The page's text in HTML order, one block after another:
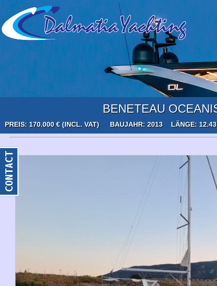
BENETEAU
PREIS: 170.000 € (INCL. VAT) BAUJAHR: 2013 LÄNGE: